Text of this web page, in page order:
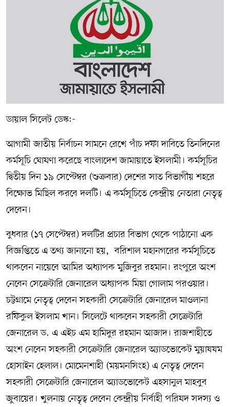
ডায়াল সিলেট ডেস্ক:-
আগামী জাতীয় নির্বাচন সামনে রেখে পাঁচ দফা দাবিতে তিনদিনের
কর্মসূচি ঘোষণা করেছে বাংলাদেশ জামায়াতে ইসলামী। কর্মসূচির
দ্বিতীয় দিন ১৯ সেপ্টেম্বর (শুক্রবার) দেশের সাত বিভাগীয় শহরে
বিক্ষোভ মিছিল করবে দলটি। এ কর্মসূচিতে কেন্দ্রীয় নেতারা নেতৃত্ব
দেবেন।
বুধবার (১৭ সেপ্টেম্বর) দলটির প্রচার বিভাগ থেকে পাঠানো এক
বিজ্ঞপ্তিতে এ তথ্য জানানো হয়, বরিশাল মহানগরের কর্মসূচিতে
থাকবেন নায়েবে আমির অধ্যাপক মুজিবুর রহমান। রংপুরে অংশ
নেবেন সেক্রেটারি জেনারেল অধ্যাপক মিয়া গোলাম পরওয়ার।
চট্টগ্রামে নেতৃত্ব দেবেন সহকারী সেক্রেটারি জেনারেল মাওলানা
রফিকুল ইসলাম খান। সিলেটে থাকবেন সহকারী সেক্রেটারি
জেনারেল ড. এ এইচ এম হামিদুর রহমান আজাদ। রাজশাহীতে
অংশ নেবেন সহকারী সেক্রেটারি জেনারেল অ্যাডভোকেট মুয়াযযম
হোসাইন হেলাল। মোমেনশাহী (ময়মনসিংহ) এ নেতৃত্ব দেবেন
সহকারী সেক্রেটারি জেনারেল অ্যাডভোকেট এহসানুল মাহবুব
জুবায়ের। খুলনায় নেতৃত্ব দেবেন কেন্দ্রীয় নির্বাহী পরিষদ সদস্য ও